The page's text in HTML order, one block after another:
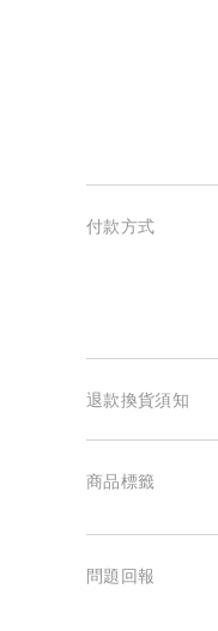
付款方式
退款換貨須知
商品標籤
問題回報